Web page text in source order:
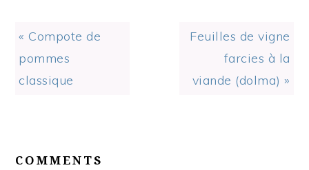
Previous
Post:
« Compote de
pommes
classique
Next
Feuilles de vigne
farcies à la
viande (dolma) »
INTERACTIONS
COMMENTS